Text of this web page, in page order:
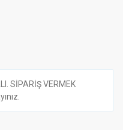
SİPARİŞ VERMEK